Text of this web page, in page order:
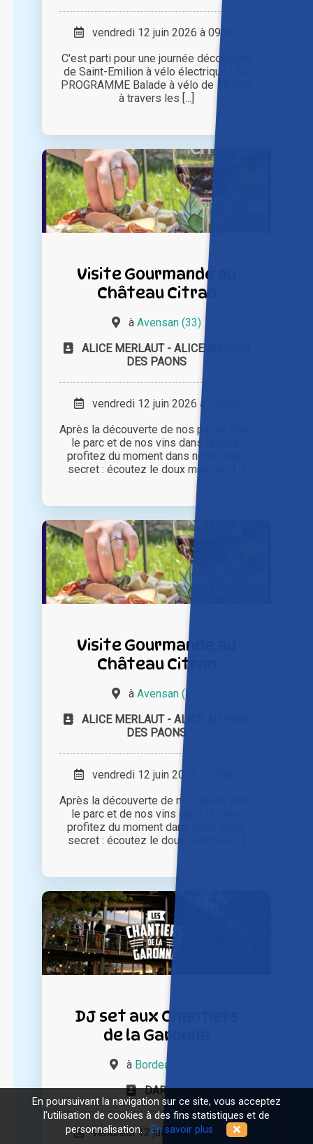
vendredi 12 juin 2026 à 09h30
C'est parti pour une journée découverte
de Saint-Emilion à vélo électrique ! AU
PROGRAMME Balade à vélo de 15 kms
à travers les [...]
Visite Gourmande au
Château Citran
à Avensan (33)
ALICE MERLAUT - ALICE AU PAYS
DES PAONS
vendredi 12 juin 2026 à 12h00
Après la découverte de nos paons dans
le parc et de nos vins dans la cave,
profitez du moment dans notre jardin
secret : écoutez le doux murmure [...]
Visite Gourmande au
Château Citran
à Avensan (33)
ALICE MERLAUT - ALICE AU PAYS
DES PAONS
vendredi 12 juin 2026 à 13h00
Après la découverte de nos paons dans
le parc et de nos vins dans la cave,
profitez du moment dans notre jardin
secret : écoutez le doux murmure [...]
DJ set aux Chantiers
de la Garonne
à Bordeaux (33)
DARWIN
vendredi 12 juin 2026 à 16h00
En poursuivant la navigation sur ce site, vous acceptez
l'utilisation de cookies à des fins statistiques et de
personnalisation. En savoir plus